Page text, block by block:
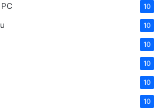
10
10
10
10
10
10